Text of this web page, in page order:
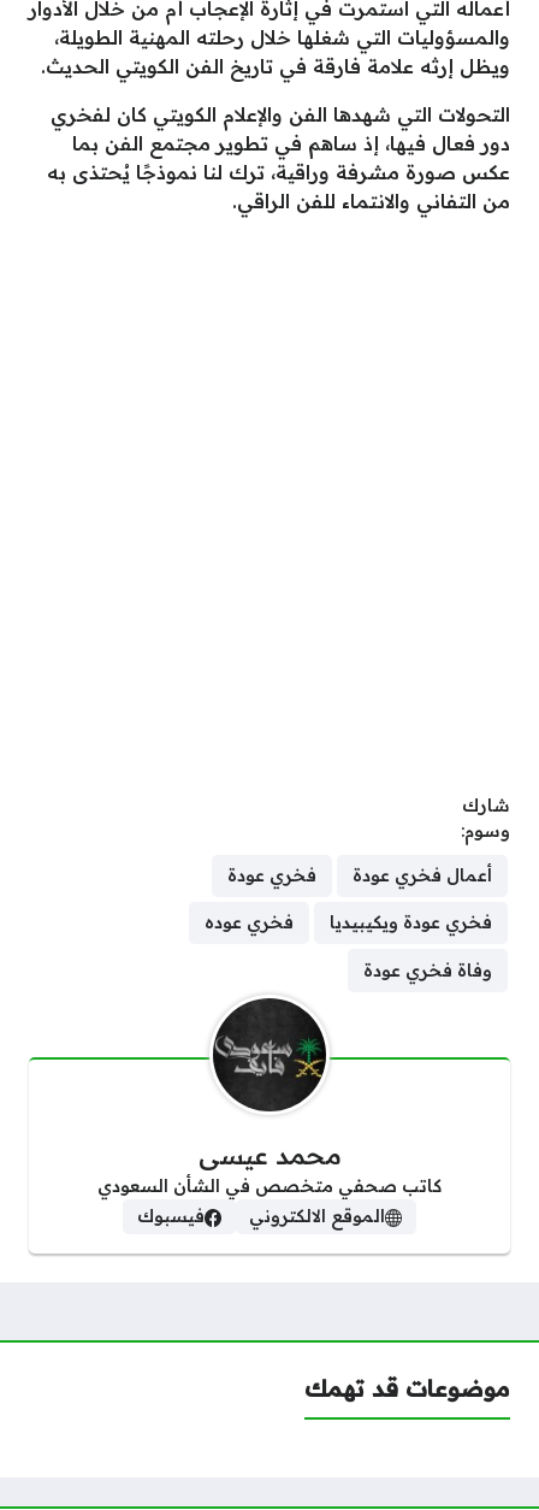
أعماله التي استمرت في إثارة الإعجاب أم من خلال الأدوار
والمسؤوليات التي شغلها خلال رحلته المهنية الطويلة،
ويظل إرثه علامة فارقة في تاريخ الفن الكويتي الحديث.
التحولات التي شهدها الفن والإعلام الكويتي كان لفخري
دور فعال فيها، إذ ساهم في تطوير مجتمع الفن بما
عكس صورة مشرفة وراقية، ترك لنا نموذجًا يُحتذى به
من التفاني والانتماء للفن الراقي.
شارك
وسوم:
أعمال فخري عودة فخري عودة
فخري عودة ويكيبيديا فخري عوده
وفاة فخري عودة
محمد عيسى
كاتب صحفي متخصص في الشأن السعودي
الموقع الالكتروني
فيسبوك
موضوعات قد تهمك